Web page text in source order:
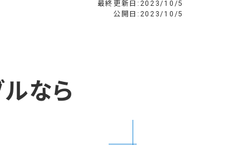
最終更新日:2023/10/5
公開日:2023/10/5
ルなら